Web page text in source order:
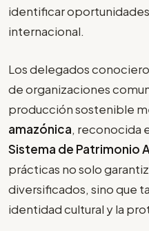
identificar
internacional.
Los delegados
de organizaciones
producción sostenible
amazónica, reconocida
Sistema de Patrimonio
prácticas no solo
diversificados, sino que
identidad cultural y la